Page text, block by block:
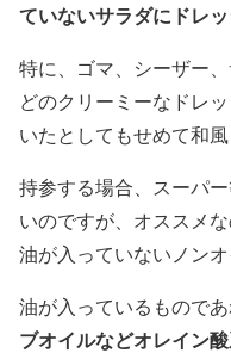
ていないサラダにドレ
特に、ゴマ、シーザー
どのクリーミーなドレ
いたとしてもせめて和
持参する場合、スーパ
いのですが、オススメ
油が入っていないノン
油が入っているものであ
ブオイルなどオレイン